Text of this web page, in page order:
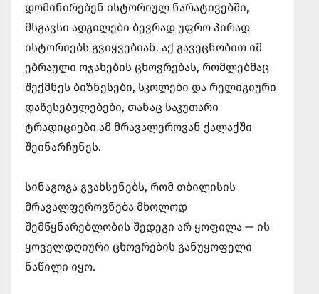
დომინირებენ ისტორიულ ნარატივებში,
მსგავსი ადგილები ბევრად უფრო პირად
ისტორიებს გვიყვებიან. აქ გავეცნობით იმ
ებრაული ოჯახების ცხოვრებას, რომლებმაც
შექმნეს ბიზნესები, სკოლები და რელიგიური
დაწესებულებები, თანაც საკუთარი
ტრადიციები ამ მრავალეროვან ქალაქში
შეინარჩუნეს.
სინაგოგა გვახსენებს, რომ თბილისის
მრავალფეროვნება მხოლოდ
შემწყნარებლობის შედეგი არ ყოფილა — ის
ყოველდღიური ცხოვრების განუყოფელი
ნაწილი იყო.